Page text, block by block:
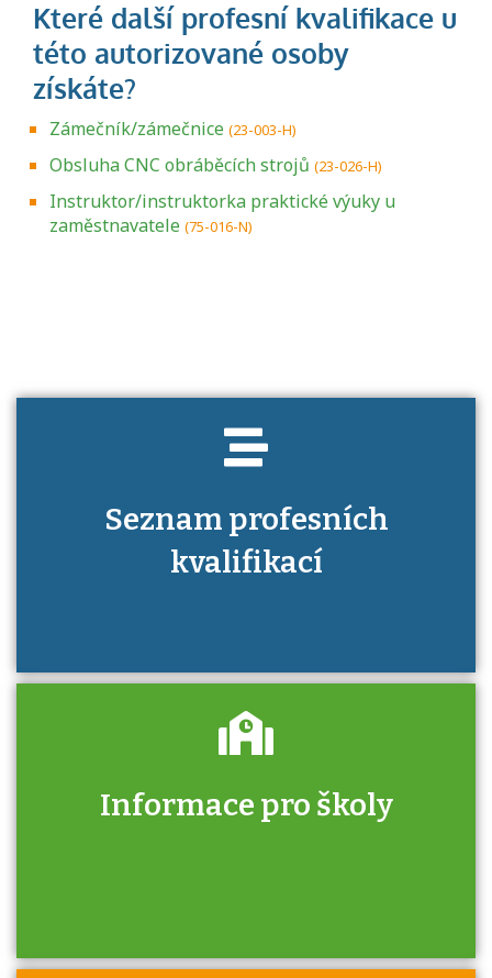
Zámečník/zámečnice (23-003-H)
Obsluha CNC obráběcích strojů (23-026-H)
Instruktor/instruktorka praktické výuky u
zaměstnavatele (75-016-N)
Seznam profesních
kvalifikací
Projděte si seznam profesních kvalifikací.
Informace pro školy
Zjistěte, jak se přihlásit ke zkoušce a kde